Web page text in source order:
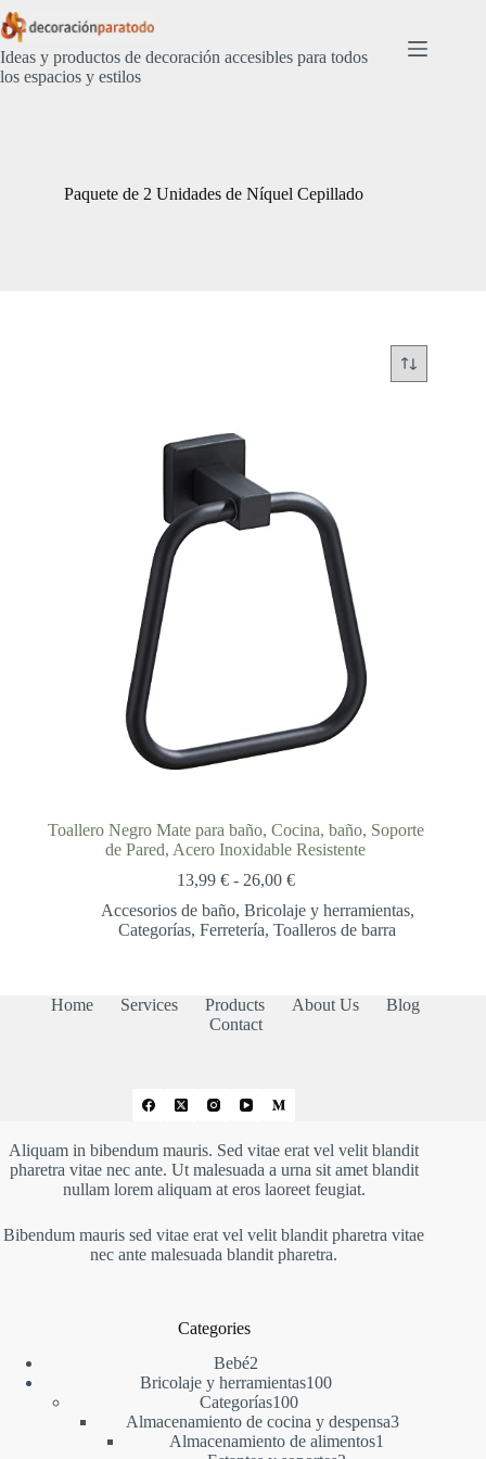
Saltar
al
contenido
Ideas y productos de decoración accesibles para todos
los espacios y estilos
Paquete de 2 Unidades de Níquel Cepillado
Toallero Negro Mate para baño, Cocina, baño, Soporte
de Pared, Acero Inoxidable Resistente
13,99 € - 26,00 €Rango
precios:
desde
26,00 €
Accesorios de baño, Bricolaje y herramientas,
Categorías,Ferretería,Toalleros de barra
Home Services Products About Us
Blog
Contact
Aliquam in bibendum mauris. Sed vitae erat vel velit blandit
pharetra vitae nec ante. Ut malesuada a urna sit amet blandit
nullam lorem aliquam at eros laoreet feugiat.
Bibendum mauris sed vitae erat vel velit blandit pharetra vitae
nec ante malesuada blandit pharetra.
Categories
Bebé22
productos
Bricolaje y herramientas100100
Categorías100100
productos
Almacenamiento de cocina y despensa33
Almacenamiento de alimentos1